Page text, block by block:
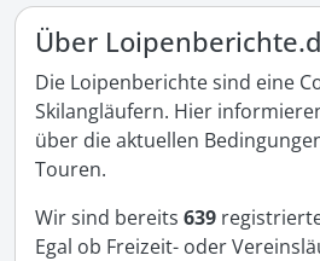
Über
Die Loipenberichte sind eine
Skilangläufern. Hier
über die aktuellen
Touren.
Wir sind bereits 639
Egal ob Freizeit- oder